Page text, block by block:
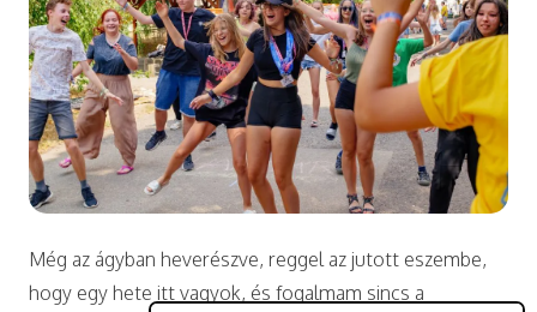
Még az ágyban heverészve, reggel az jutott eszembe,
hogy egy hete itt vagyok, és fogalmam sincs a